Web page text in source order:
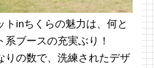
トinちくらの魅力は、何と
ブースの充実ぶり！
りの数で、洗練されたデザ